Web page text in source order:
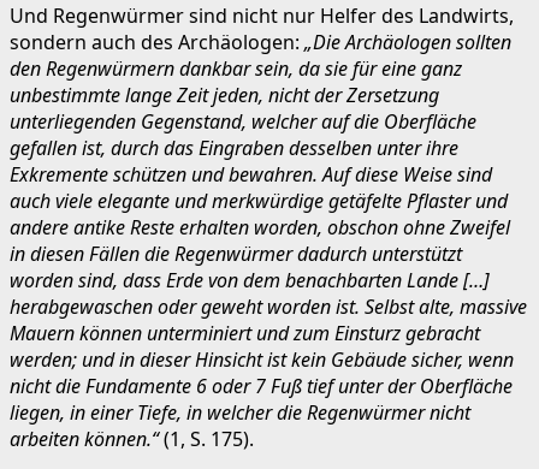
Und Regenwürmer sind nicht nur Helfer des Landwirts,
sondern auch des Archäologen: „Die Archäologen sollten
den Regenwürmern dankbar sein, da sie für eine ganz
unbestimmte lange Zeit jeden, nicht der Zersetzung
unterliegenden Gegenstand, welcher auf die Oberfläche
gefallen ist, durch das Eingraben desselben unter ihre
Exkremente schützen und bewahren. Auf diese Weise sind
auch viele elegante und merkwürdige getäfelte Pflaster und
andere antike Reste erhalten worden, obschon ohne Zweifel
in diesen Fällen die Regenwürmer dadurch unterstützt
worden sind, dass Erde von dem benachbarten Lande […]
herabgewaschen oder geweht worden ist. Selbst alte, massive
Mauern können unterminiert und zum Einsturz gebracht
werden; und in dieser Hinsicht ist kein Gebäude sicher, wenn
nicht die Fundamente 6 oder 7 Fuß tief unter der Oberfläche
liegen, in einer Tiefe, in welcher die Regenwürmer nicht
arbeiten können.“(1, S. 175).